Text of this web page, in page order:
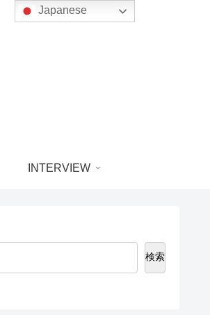
INTERVIEW
検索
Japanese